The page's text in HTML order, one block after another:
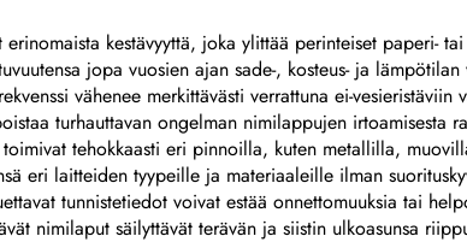
-
metallisen brändinimen
ja korostetun
metallilogon levy
kestävyyttä, joka ylittää perinteiset paperi-
jopa vuosien ajan sade-, kosteus- ja
vähenee merkittävästi verrattuna ei-
turhauttavan ongelman nimilappujen irtoamisesta
tehokkaasti eri pinnoilla, kuten metallilla,
eri laitteiden tyypeille ja materiaaleille ilman
tunnistetiedot voivat estää onnettomuuksia tai
nimilaput säilyttävät terävän ja siistin ulkoasunsa